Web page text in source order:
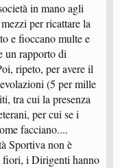
in mano agli
per ricattare la
e fioccano multe e
un rapporto di
ripeto, per avere il
(5 per mille
tra cui la presenza
per cui se i
facciano....
Sportiva non è
fiori, i Dirigenti hanno